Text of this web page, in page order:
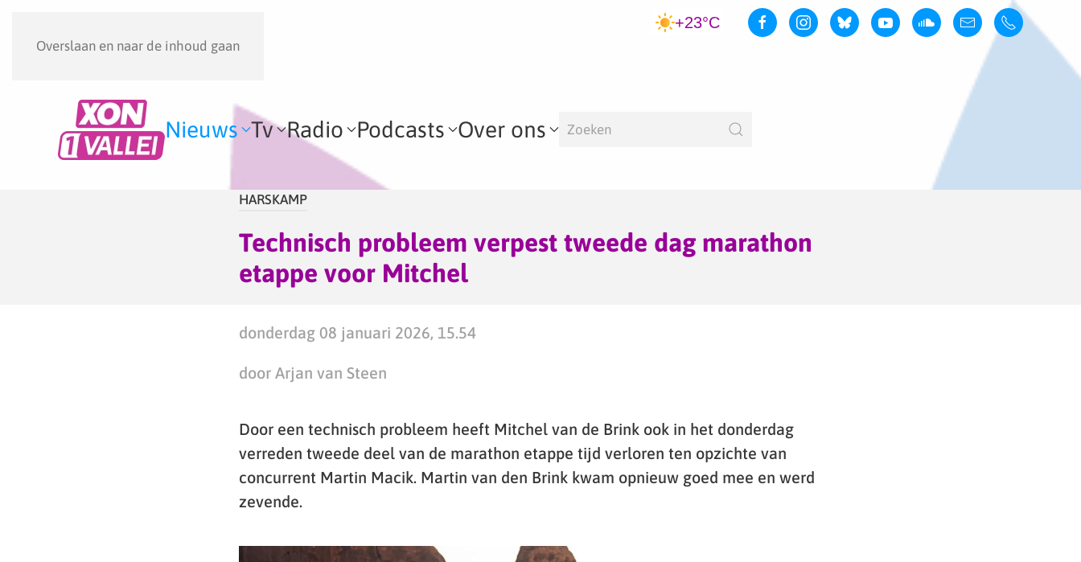
Overslaan en naar de inhoud gaan
+23°C
Nieuws Tv Radio Podcasts Over ons
HARSKAMP
Technisch probleem verpest tweede dag marathon
etappe voor Mitchel
donderdag 08 januari 2026, 15.54
door Arjan van Steen
Door een technisch probleem heeft Mitchel van de Brink ook in het donderdag
verreden tweede deel van de marathon etappe tijd verloren ten opzichte van
concurrent Martin Macik. Martin van den Brink kwam opnieuw goed mee en werd
zevende.